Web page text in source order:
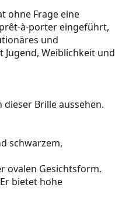
ohne Frage eine
à-porter eingeführt,
und
Weiblichkeit und
Brille aussehen.
schwarzem,
ovalen Gesichtsform.
bietet hohe